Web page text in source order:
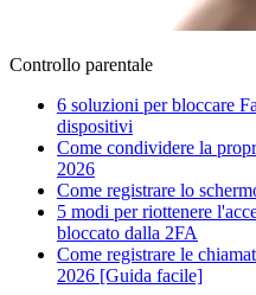
Controllo parentale
6 soluzioni per bloccare
dispositivi
Come condividere la
2026
Come registrare lo
5 modi per riottenere
bloccato dalla 2FA
Come registrare le
2026 [Guida facile]